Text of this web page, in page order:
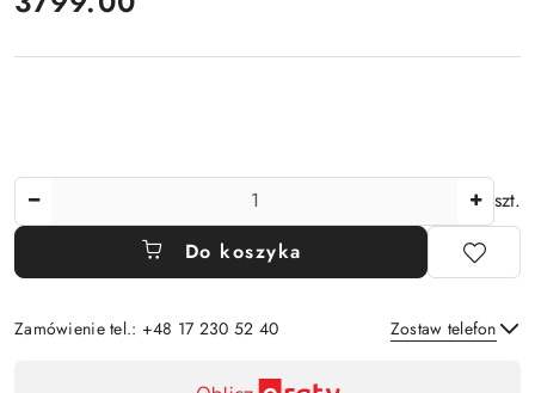
szt.
Do koszyka
Zamówienie tel.: +48 17 230 52 40 Zostaw telefon